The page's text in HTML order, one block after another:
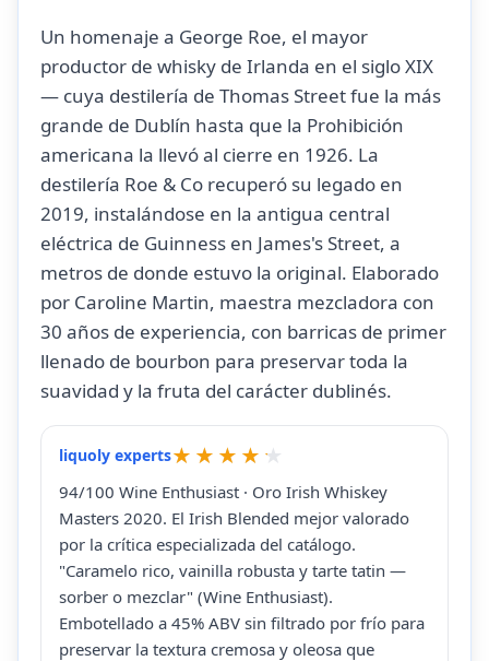
Un homenaje a George Roe, el mayor
productor de whisky de Irlanda en el siglo XIX
— cuya destilería de Thomas Street fue la más
grande de Dublín hasta que la Prohibición
americana la llevó al cierre en 1926. La
destilería Roe & Co recuperó su legado en
2019, instalándose en la antigua central
eléctrica de Guinness en James's Street, a
metros de donde estuvo la original. Elaborado
por Caroline Martin, maestra mezcladora con
30 años de experiencia, con barricas de primer
llenado de bourbon para preservar toda la
suavidad y la fruta del carácter dublinés.
liquoly experts
94/100 Wine Enthusiast · Oro Irish Whiskey
Masters 2020. El Irish Blended mejor valorado
por la crítica especializada del catálogo.
"Caramelo rico, vainilla robusta y tarte tatin —
sorber o mezclar" (Wine Enthusiast).
Embotellado a 45% ABV sin filtrado por frío para
preservar la textura cremosa y oleosa que